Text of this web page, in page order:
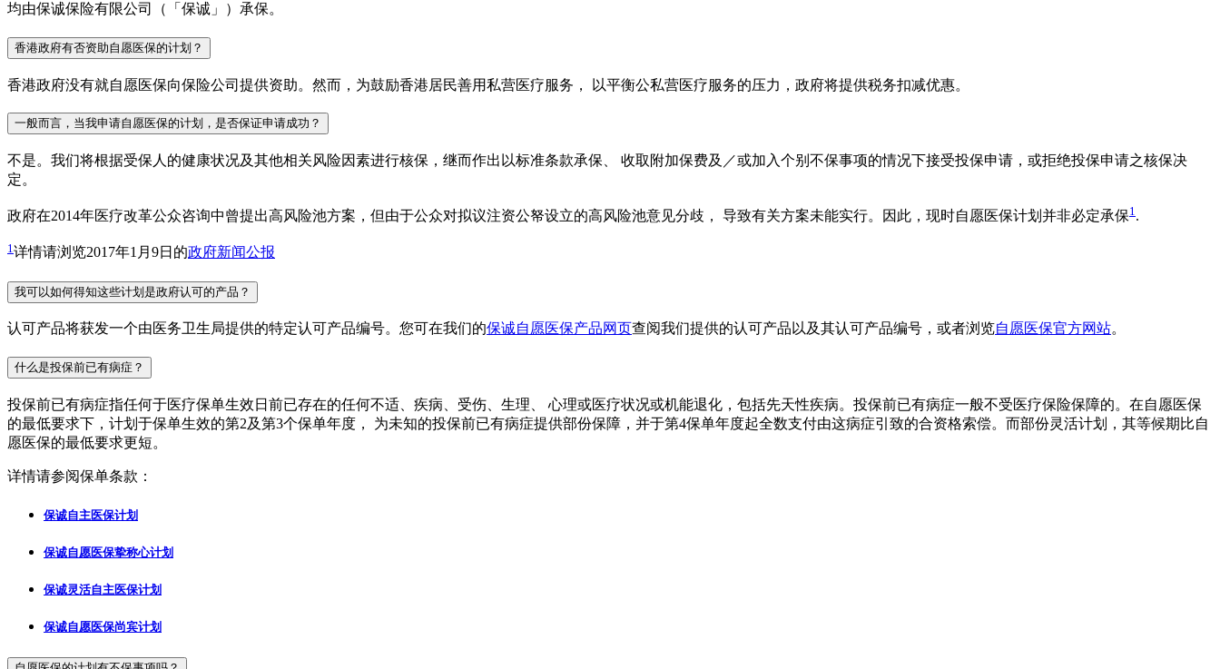
均由保诚保险有限公司（「保诚」）承保。
香港政府有否资助自愿医保的计划？
香港政府没有就自愿医保向保险公司提供资助。然而，为鼓励香港居民善用私营医疗服务， 以平衡公私营医疗服务的压力，政府将提供税务扣减优惠。
⼀般而言，当我申请自愿医保的计划，是否保证申请成功？
不是。我们将根据受保人的健康状况及其他相关风险因素进行核保，继而作出以标准条款承保、 收取附加保费及／或加入个别不保事项的情况下接受投保申请，或拒绝投保申请之核保决
定。
政府在2014年医疗改革公众咨询中曾提出高风险池方案，但由于公众对拟议注资公帑设立的高风险池意见分歧， 导致有关方案未能实行。因此，现时自愿医保计划并非必定承保1.
1 详情请浏览2017年1月9日的政府新闻公报
我可以如何得知这些计划是政府认可的产品？
认可产品将获发一个由医务卫生局提供的特定认可产品编号。您可在我们的保诚自愿医保产品网页查阅我们提供的认可产品以及其认可产品编号，或者浏览自愿医保官方网站。
什么是投保前已有病症？
投保前已有病症指任何于医疗保单生效日前已存在的任何不适、疾病、受伤、生理、 心理或医疗状况或机能退化，包括先天性疾病。投保前已有病症一般不受医疗保险保障的。在自愿医保
的最低要求下，计划于保单生效的第2及第3个保单年度， 为未知的投保前已有病症提供部份保障，并于第4保单年度起全数支付由这病症引致的合资格索偿。而部份灵活计划，其等候期比自
愿医保的最低要求更短。
详情请参阅保单条款：
保诚自主医保计划
保诚自愿医保挚称心计划
保诚灵活自主医保计划
保诚自愿医保尚宾计划